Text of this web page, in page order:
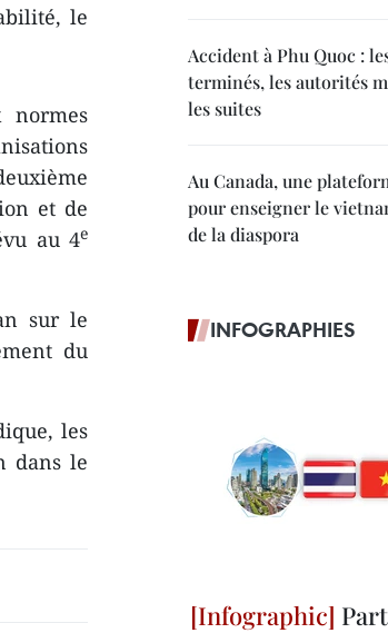
le
et de
au 4e
sur le
du
les
dans le
Accident à Phu Quoc :
terminés, les autorités
les suites
Au Canada, une
pour enseigner le
de la diaspora
INFOGRAPHIES